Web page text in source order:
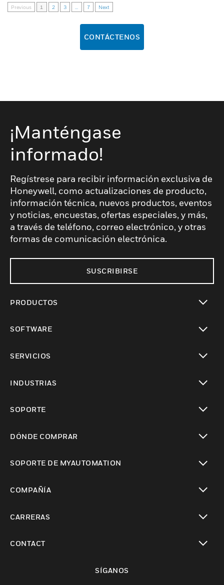
Previous 1 2 3 7 Next
CONTÁCTENOS
¡Manténgase
informado!
Regístrese para recibir información exclusiva de
Honeywell, como actualizaciones de producto,
información técnica, nuevos productos, eventos
y noticias, encuestas, ofertas especiales, y más,
a través de teléfono, correo electrónico, y otras
formas de comunicación electrónica.
SUSCRIBIRSE
PRODUCTOS
SOFTWARE
SERVICIOS
INDUSTRIAS
SOPORTE
DÓNDE COMPRAR
SOPORTE DE MYAUTOMATION
COMPAÑÍA
CARRERAS
CONTACT
SÍGANOS